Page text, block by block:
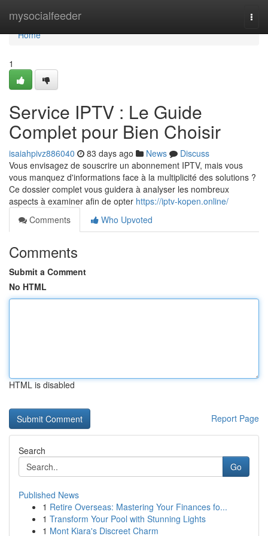
mysocialfeeder
Home
Home
1
Service IPTV : Le Guide
Complet pour Bien Choisir
isaiahpivz886040 83 days ago News
Discuss
Vous envisagez de souscrire un abonnement IPTV, mais vous
vous manquez d'informations face à la multiplicité des solutions ?
Ce dossier complet vous guidera à analyser les nombreux
aspects à examiner afin de opter https://iptv-kopen.online/
Comments
Who Upvoted
Comments
Submit a Comment
No HTML
HTML is disabled
Report Page
Search
Go
Published News
1 Retire Overseas: Mastering Your Finances fo...
1 Transform Your Pool with Stunning Lights
1 Mont Kiara's Discreet Charm